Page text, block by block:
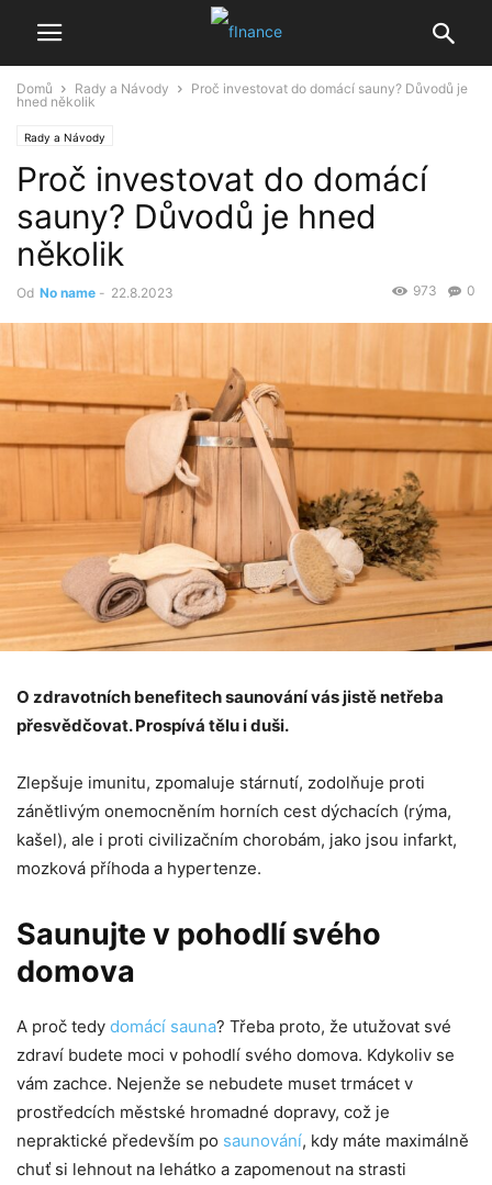
Domů Rady a Návody
Proč investovat do domácí sauny? Důvodů je
hned několik
Rady a Návody
Proč investovat do domácí
sauny? Důvodů je hned
několik
Od No name - 22.8.2023 0
973
O zdravotních benefitech saunování vás jistě netřeba
přesvědčovat. Prospívá tělu i duši.
Zlepšuje imunitu, zpomaluje stárnutí, zodolňuje proti
zánětlivým onemocněním horních cest dýchacích (rýma,
kašel), ale i proti civilizačním chorobám, jako jsou infarkt,
mozková příhoda a hypertenze.
Saunujte v pohodlí svého
domova
A proč tedy domácí sauna? Třeba proto, že utužovat své
zdraví budete moci v pohodlí svého domova. Kdykoliv se
vám zachce. Nejenže se nebudete muset trmácet v
prostředcích městské hromadné dopravy, což je
nepraktické především po saunování, kdy máte maximálně
chuť si lehnout na lehátko a zapomenout na strasti